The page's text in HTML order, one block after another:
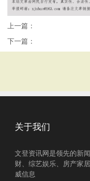
上一篇：
下一篇：
关于我们
文登资讯网是领先的新
财、综艺娱乐、房产家
威信息